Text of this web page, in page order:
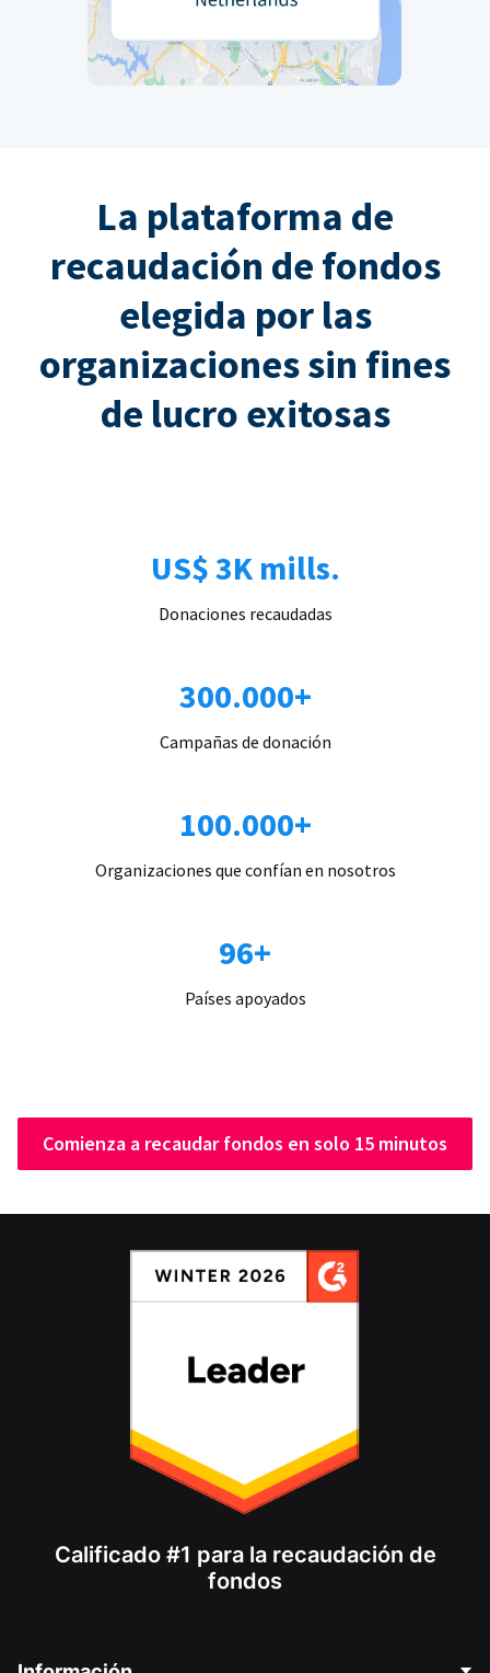
La plataforma de
recaudación de fondos
elegida por las
organizaciones sin fines
de lucro exitosas
US$ 3K mills.
Donaciones recaudadas
300.000+
Campañas de donación
100.000+
Organizaciones que confían en nosotros
96+
Países apoyados
Comienza a recaudar fondos en solo 15 minutos
Calificado #1 para la recaudación de
fondos